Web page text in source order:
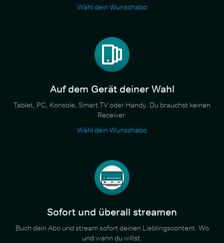
Wähl dein Wunschabo
Auf dem Gerät deiner Wahl
Tablet, PC, Konsole, Smart TV oder Handy. Du brauchst keinen
Receiver.
Wähl dein Wunschabo
Sofort und überall streamen
Buch dein Abo und stream sofort deinen Lieblingscontent. Wo
und wann du willst.